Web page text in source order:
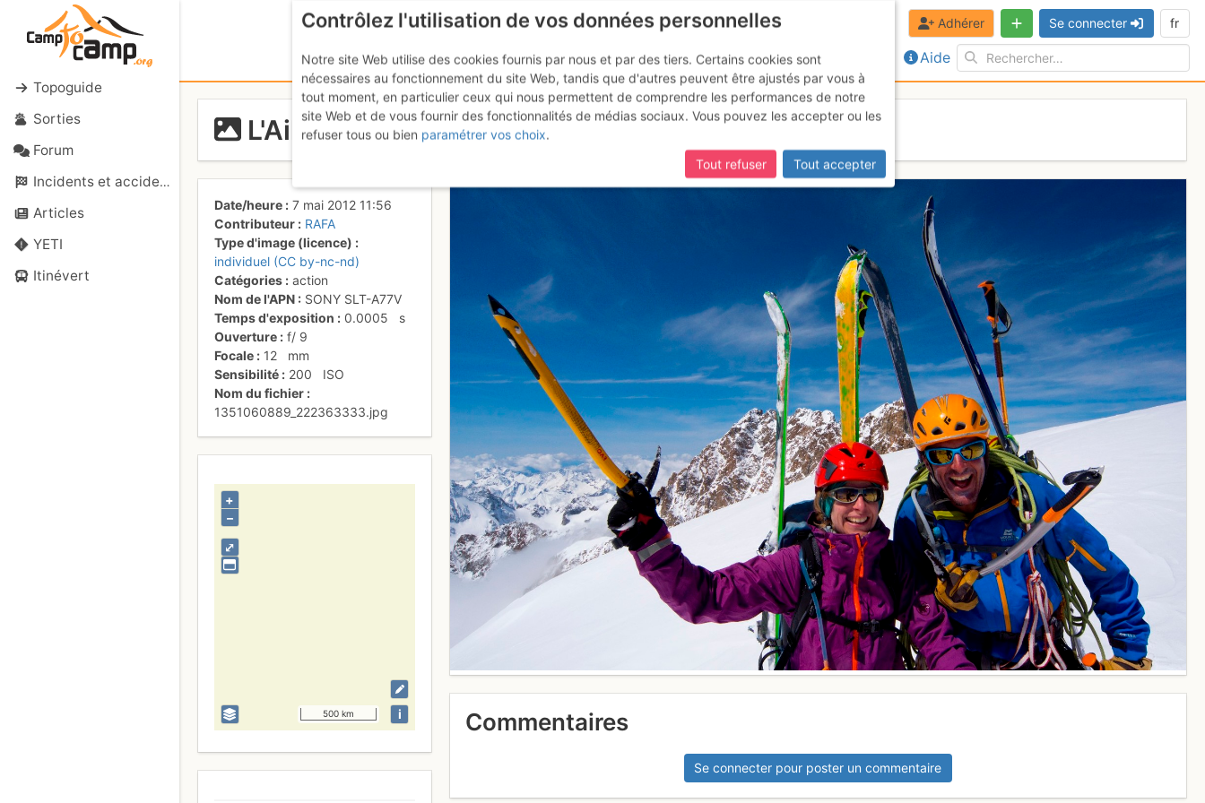
Topoguide
Sorties
Forum
Incidents et accidents
Articles
YETI
Itinévert
Aide
Adhérer Se connecter fr
L'Ailefroide
Date/heure
7 mai 2012 11:56
Contributeur
RAFA
Type d'image (licence)
individuel (CC by-nc-nd)
Catégories
action
Nom de l'APN
SONY SLT-A77V
Temps d'exposition
0.0005
s
Ouverture
f/9
Focale
12
mm
Sensibilité
200
ISO
Nom du fichier
1351060889_222363333.jpg
⤢
+
–
500 km i Commentaires
Se connecter pour poster un commentaire
Contrôlez l'utilisation de vos données personnelles
Notre site Web utilise des cookies fournis par nous et par des tiers. Certains cookies sont
nécessaires au fonctionnement du site Web, tandis que d'autres peuvent être ajustés par vous à
tout moment, en particulier ceux qui nous permettent de comprendre les performances de notre
site Web et de vous fournir des fonctionnalités de médias sociaux. Vous pouvez les accepter ou les
refuser tous ou bien paramétrer vos choix.
Tout refuser
Tout accepter